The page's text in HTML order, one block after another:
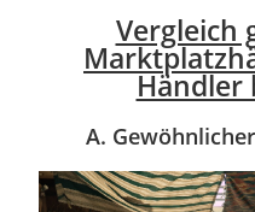
Vergleich
Händler
A.